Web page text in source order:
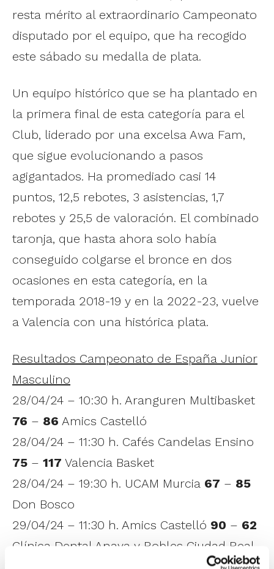
resta mérito al extraordinario Campeonato
disputado por el equipo, que ha recogido
este sábado su medalla de plata.
Un equipo histórico que se ha plantado en
la primera final de esta categoría para el
Club, liderado por una excelsa Awa Fam,
que sigue evolucionando a pasos
agigantados. Ha promediado casi 14
puntos, 12,5 rebotes, 3 asistencias, 1,7
rebotes y 25,5 de valoración. El combinado
taronja, que hasta ahora solo había
conseguido colgarse el bronce en dos
ocasiones en esta categoría, en la
temporada 2018-19 y en la 2022-23, vuelve
a Valencia con una histórica plata.
Resultados Campeonato de España Junior
Masculino
28/04/24 – 10:30 h. Aranguren Multibasket
76 – 86 Amics Castelló
28/04/24 – 11:30 h. Cafés Candelas Ensino
75 – 117 Valencia Basket
28/04/24 – 19:30 h. UCAM Murcia 67 – 85
Don Bosco
29/04/24 – 11:30 h. Amics Castelló 90 – 62
Clínica Dental Anaya y Robles Ciudad Real